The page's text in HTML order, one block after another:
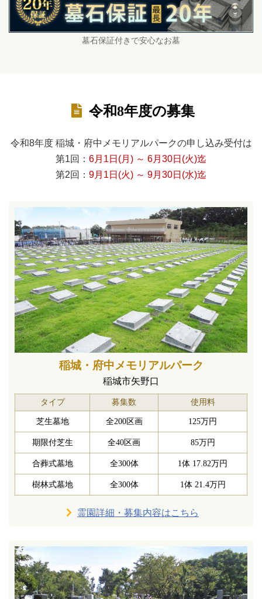
墓石保証付きで安心なお墓
令和8年度の募集
令和8年度 稲城・府中メモリアルパークの申し込み受付は
第1回： 6月1日(月) ～ 6月30日(火)迄
第2回： 9月1日(火) ～ 9月30日(水)迄
稲城・府中メモリアルパーク
稲城市矢野口
タイプ 募集数 使用料
芝生墓地 全200区画 125万円
期限付芝生 全40区画 85万円
合葬式墓地 全300体 1体 17.82万円
樹林式墓地 全300体 1体 21.4万円
霊園詳細・募集内容はこちら